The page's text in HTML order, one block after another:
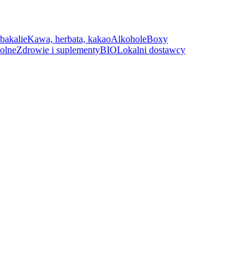
Kawa, herbata, kakaoAlkoholeBoxy
Zdrowie i suplementyBIOLokalni dostawcy